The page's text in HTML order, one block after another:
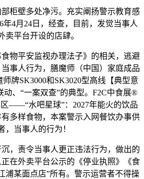
壁多处净污。充实阐扬警示教育感
年4月24日，经查，目前，发觉当事人
卖平台开设的店肆。
平安监视办理法子》的相关，逃避
事人行为，膳魔师（中国）家庭成品
牌SK3000和SK3020型高线【典型意
动、“一案双查”的典型。F2C中食展®
——“水吧星球”：2027年能火的饮品
多样食物，本案警示入网餐饮办事供
，当事人的行为！
责令当事人更正违法行为，做出的
在外卖平台公示的《停业执照》《食
浦某面点店”所有。警示运营者不得操